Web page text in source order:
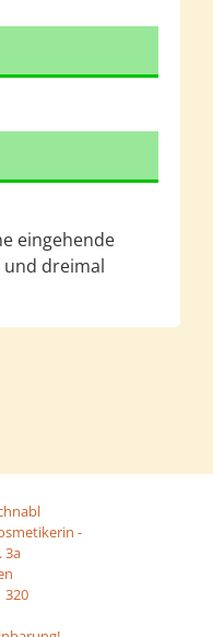
eingehende
und dreimal
-
3a
320